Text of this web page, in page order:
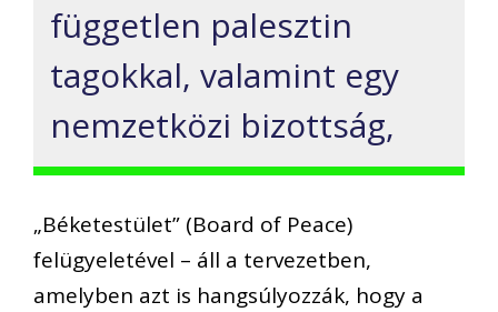
független palesztin
tagokkal, valamint egy
nemzetközi bizottság,
„Béketestület” (Board of Peace)
felügyeletével – áll a tervezetben,
amelyben azt is hangsúlyozzák, hogy a